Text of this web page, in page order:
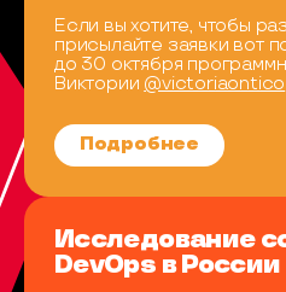
Если вы хотите, чтобы
присылайте заявки вот
до 30 октября
Виктории @victoriaontico
Подробнее
Исследование
DevOps в